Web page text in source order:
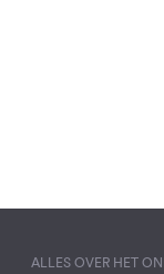
ALLES OVER HET